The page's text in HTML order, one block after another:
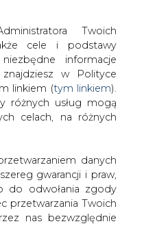
nas bezwzględnie
sprzeciwu
z przyczyn
sytuacją, po
do sprzeciwu Twoje
o ile nie będzie istnieć
podstawa do
Twoich interesów,
do ustalenia,
Twoje dane nie
własnego
więc nie zgadzasz
przetwarzania
zastrzeżenia w tym
lub prześlij nam
(Marek Szczerbiak),
Podsiadło).
sztucznej inteligencji.
na włączenie publikacji do